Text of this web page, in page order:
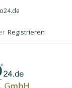
Registrieren